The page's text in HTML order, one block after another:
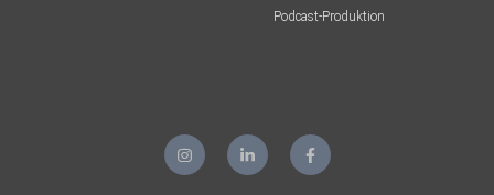
Podcast-Produktion